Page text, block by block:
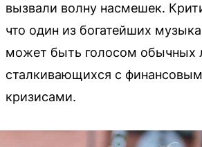
вызвали волну насмешек.
что один из богатейших
может быть голосом обычных
сталкивающихся с
кризисами.